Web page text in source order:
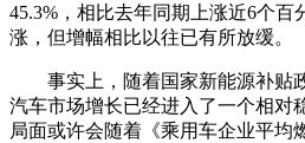
45.3%，相比去年同期上涨近6个百
涨，但增幅相比以往已有所放缓。
事实上，随着国家新能源补贴
汽车市场增长已经进入了一个相对
局面或许会随着《乘用车企业平均